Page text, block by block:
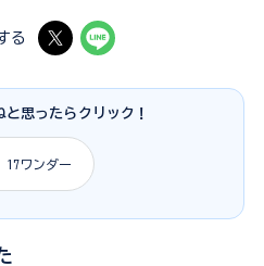
る
と思ったらクリック！
17ワンダー